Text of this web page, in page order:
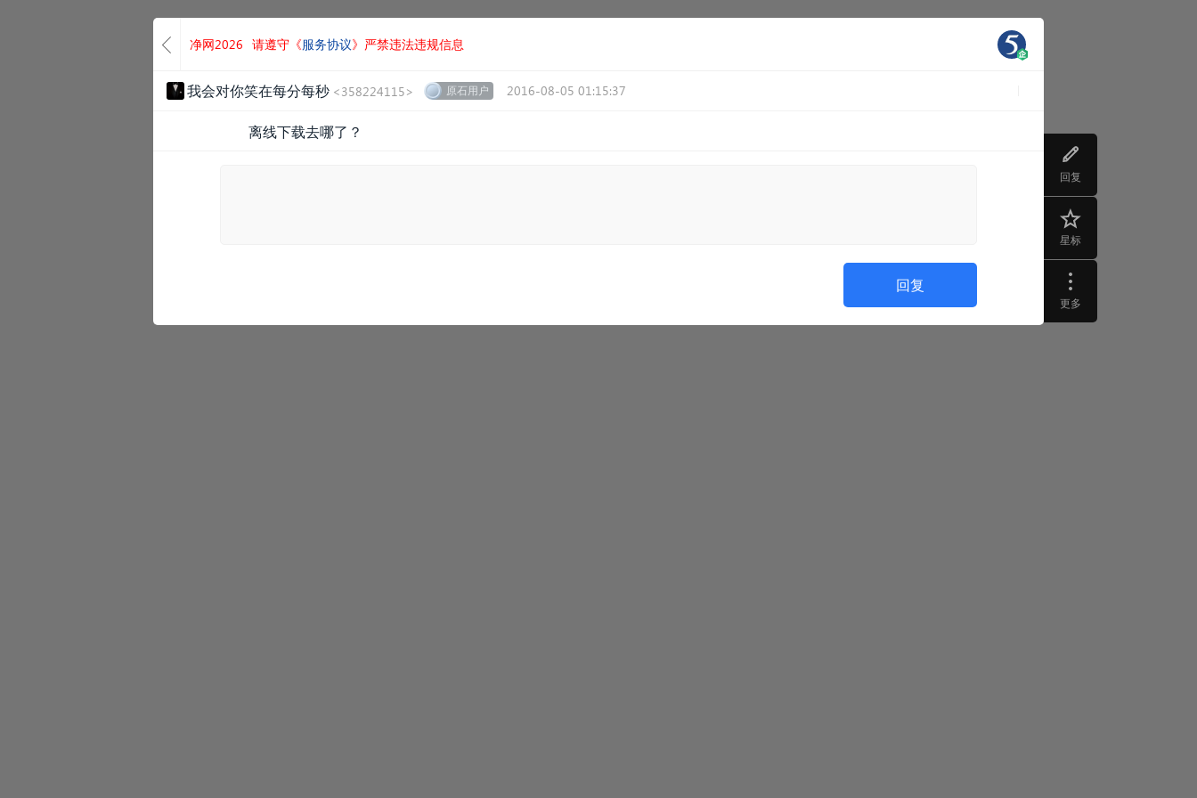
回复
星标
更多
净网2026 请遵守《服务协议》严禁违法违规信息
我会对你笑在每分每秒 <358224115> 原石用户 2016-08-05 01:15:37
离线下载去哪了？
回复